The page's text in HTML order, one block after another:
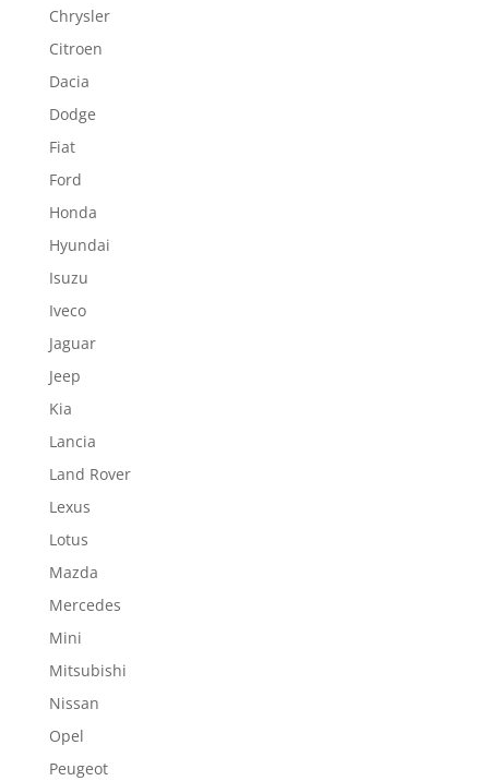
Chrysler
Citroen
Dacia
Dodge
Fiat
Ford
Honda
Hyundai
Isuzu
Iveco
Jaguar
Jeep
Kia
Lancia
Land Rover
Lexus
Lotus
Mazda
Mercedes
Mini
Mitsubishi
Nissan
Opel
Peugeot